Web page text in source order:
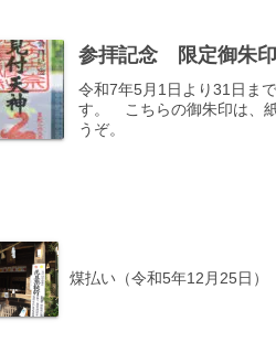
参拝記念 限定御朱印
令和7年5月1日より31日ま
す。 こちらの御朱印は、
うぞ。
煤払い（令和5年12月25日）